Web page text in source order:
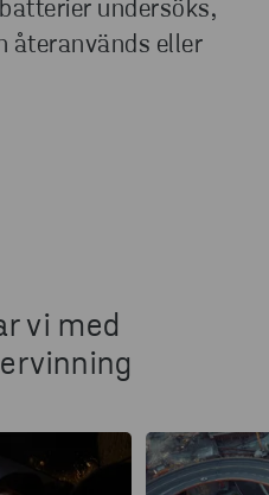
undersöks,
återanvänds eller
vi med